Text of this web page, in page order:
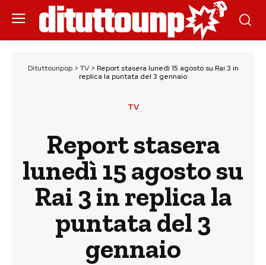
Dituttounpop> TV> Report stasera lunedì 15 agosto su Rai 3 in
replica la puntata del 3 gennaio
TV
Report stasera
lunedì 15 agosto su
Rai 3 in replica la
puntata del 3
gennaio